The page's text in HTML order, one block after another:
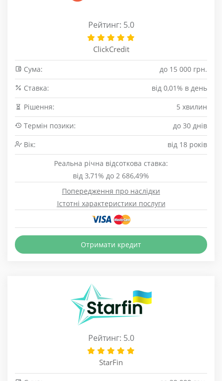
Рейтинг: 5.0
ClickCredit
Сума:
до 15 000 грн.
Cтавка:
від 0,01% в день
Рішення:
5 хвилин
Термін позики:
до 30 днів
Вік:
від 18 років
Реальна річна відсоткова ставка:
від 3,71% до 2 686,49%
Попередження про наслідки
Істотні характеристики послуги
Отримати кредит
Рейтинг: 5.0
StarFin